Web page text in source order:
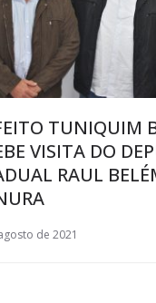
TUNIQUIM
VISITA DO
RAUL
de 2021